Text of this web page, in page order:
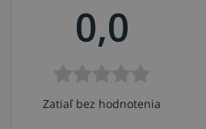
0,0
Zatiaľ bez hodnotenia